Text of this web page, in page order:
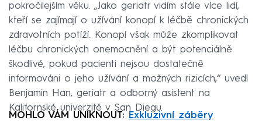
pokročilejším věku. „Jako geriatr vidím stále více lidí,
kteří se zajímají o užívání konopí k léčbě chronických
zdravotních potíží. Konopí však může zkomplikovat
léčbu chronických onemocnění a být potenciálně
škodlivé, pokud pacienti nejsou dostatečně
informováni o jeho užívání a možných rizicích,“ uvedl
Benjamin Han, geriatr a odborný asistent na
Kalifornské univerzitě v San Diegu.
MOHLO VÁM UNIKNOUT:
Exkluzivní záběry